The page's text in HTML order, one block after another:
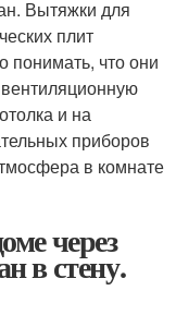
Вытяжки для
плит
понимать, что они
и на
приборов
в комнате
через
в стену.